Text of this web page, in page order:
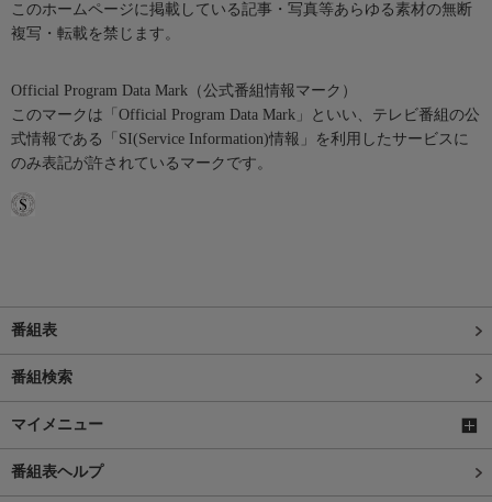
このホームページに掲載している記事・写真等あらゆる素材の無断
複写・転載を禁じます。
Official Program Data Mark（公式番組情報マーク）
このマークは「Official Program Data Mark」といい、テレビ番組の公
式情報である「SI(Service Information)情報」を利用したサービスに
のみ表記が許されているマークです。
番組表
番組検索
マイメニュー
番組表ヘルプ